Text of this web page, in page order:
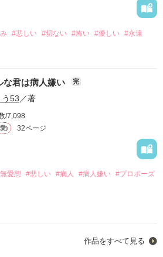
だ」
場で涙を流していた。
、感謝です！
#悲しい #切ない #怖い #優しい #永遠
たし
にがおこったかのかがわからない
な君は病人嫌い 完
う53 ／著
/7,098
) 32ページ
愛想 #悲しい #病人 #病人嫌い #プロポーズ
作品をすべて見る